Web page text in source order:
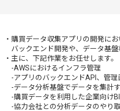
・購買データ収集アプリの開発にお
バックエンド開発や、データ基盤
・主に、下記作業をお任せします。
-AWSにおけるインフラ管理
-アプリのバックエンドAPI、管理
-データ分析基盤でデータを集計
-購買データを利用した企業向け
-協力会社との分析データのやり